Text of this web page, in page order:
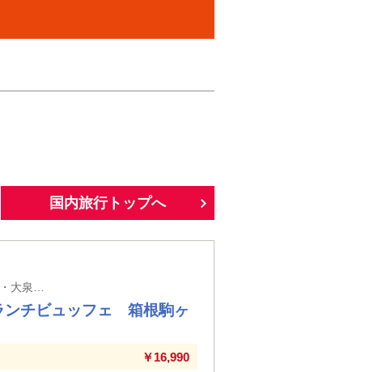
国内旅行トップへ
ンチビュッフェ 箱根駒ヶ
￥16,990